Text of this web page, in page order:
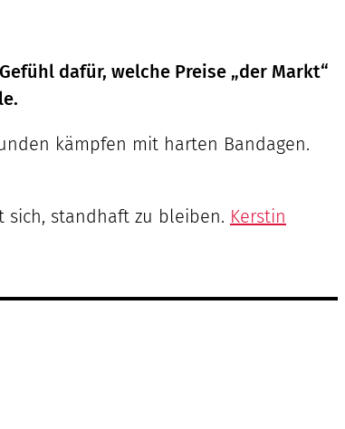
dafür, welche Preise „der Markt“
kämpfen mit harten Bandagen.
sich, standhaft zu bleiben. Kerstin